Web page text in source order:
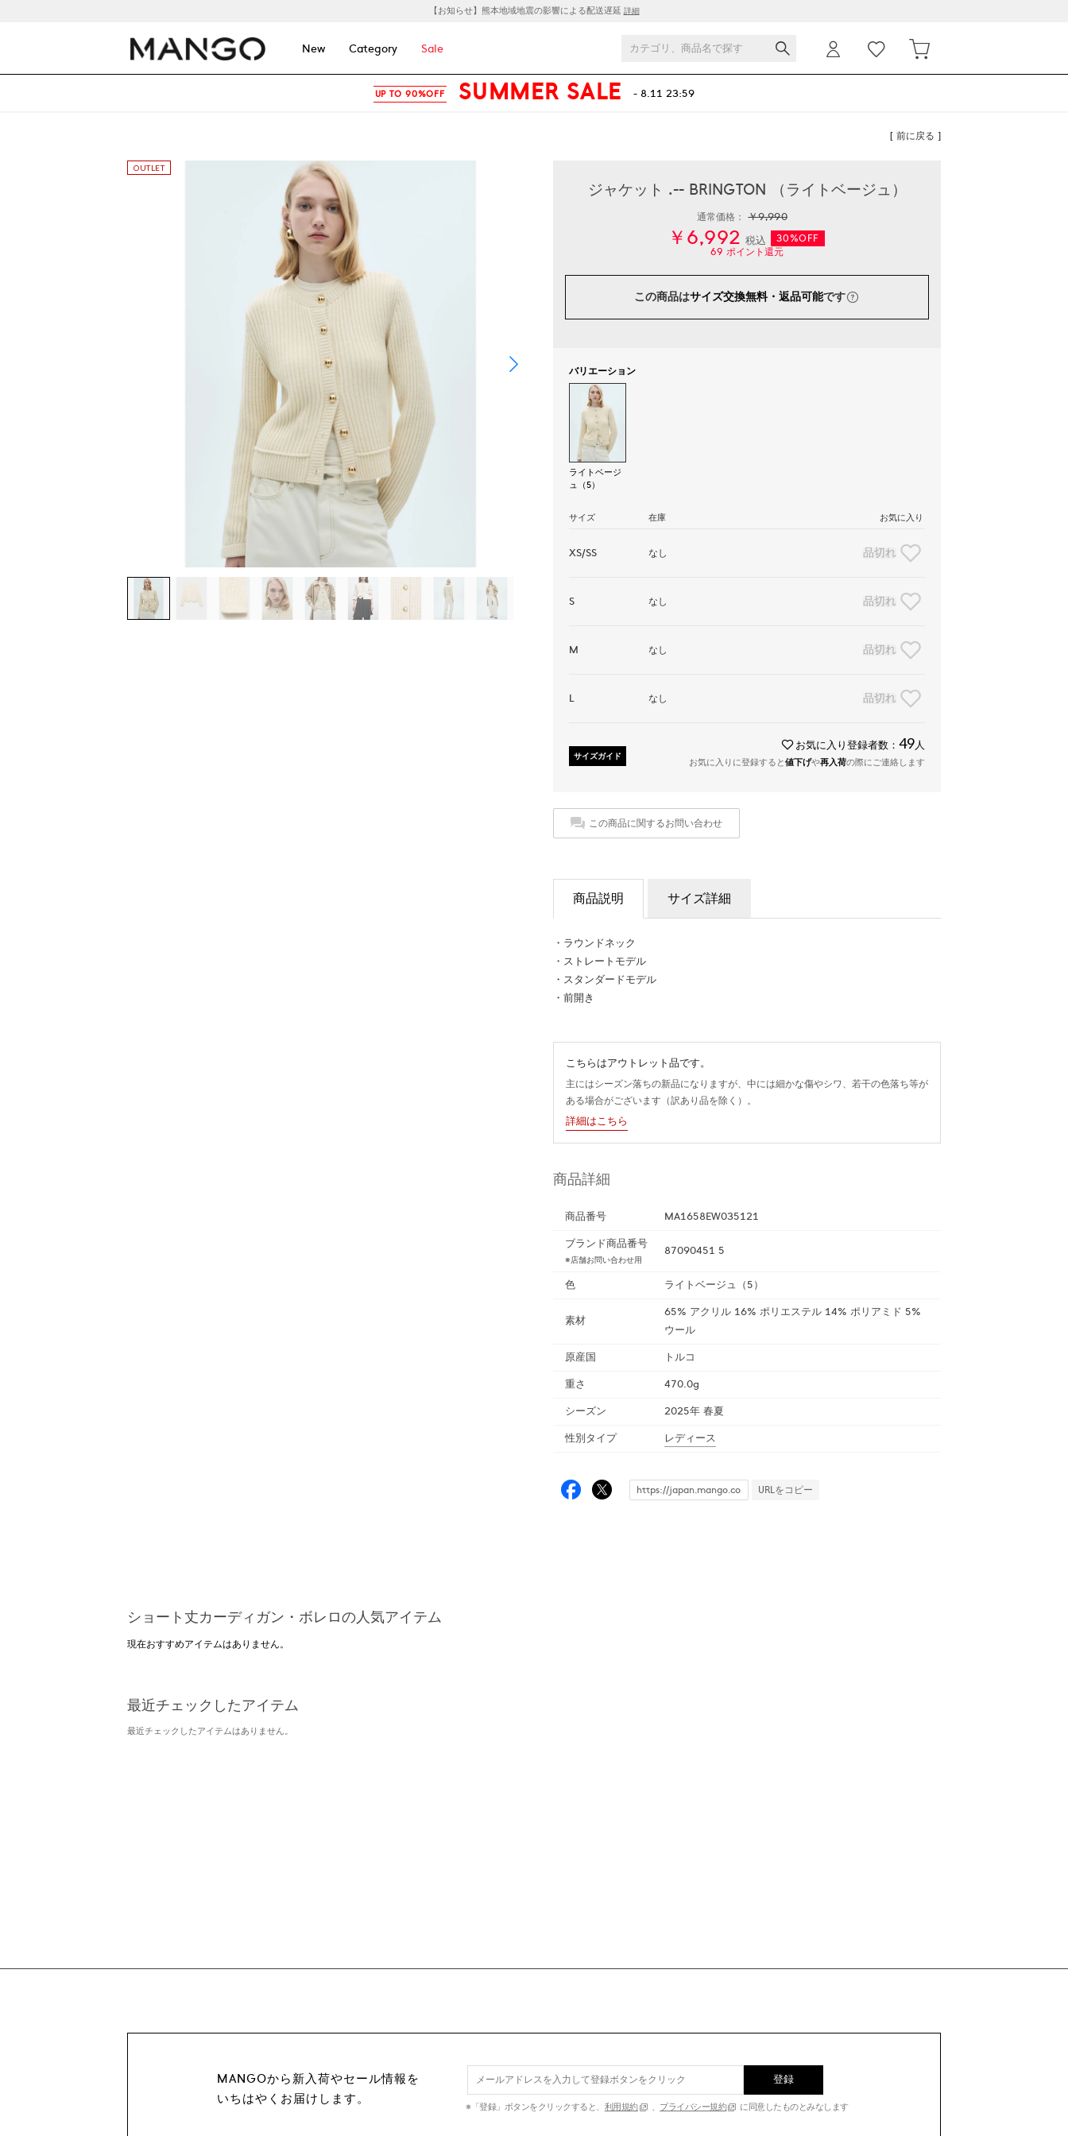
【お知らせ】熊本地域地震の影響による配送遅延 詳細
New Category Sale
UP TO 90%OFF SUMMER SALE - 8.11 23:59
[ 前に戻る ]
ジャケット .-- BRINGTON （ライトベージュ）
通常価格：￥9,990
￥6,992 税込
30%OFF
69 ポイント還元
この商品はサイズ交換無料・返品可能です
バリエーション
ライトベージ
ュ（5）
サイズ 在庫 お気に入り
XS/SS なし 品切れ
S なし 品切れ
M なし 品切れ
L なし 品切れ
サイズガイド
お気に入り登録者数： 49 人
お気に入りに登録すると値下げや再入荷の際にご連絡します
この商品に関するお問い合わせ
商品説明 サイズ詳細
・ラウンドネック
・ストレートモデル
・スタンダードモデル
・前開き
こちらはアウトレット品です。
主にはシーズン落ちの新品になりますが、中には細かな傷やシワ、若干の色落ち等が
ある場合がございます（訳あり品を除く）。
詳細はこちら
商品詳細
商品番号
MA1658EW035121
ブランド商品番号
※店舗お問い合わせ用
87090451 5
色 ライトベージュ（5）
素材
65% アクリル 16% ポリエステル 14% ポリアミド 5%
ウール
原産国
トルコ
重さ
470.0g
シーズン
2025年 春夏
性別タイプ
レディース
URLをコピー
ショート丈カーディガン・ボレロの人気アイテム
現在おすすめアイテムはありません。
最近チェックしたアイテム
最近チェックしたアイテムはありません。
MANGOから新入荷やセール情報を
いちはやくお届けします。
登録
※「登録」ボタンをクリックすると、 利用規約 、 プライバシー規約 に同意したものとみなします